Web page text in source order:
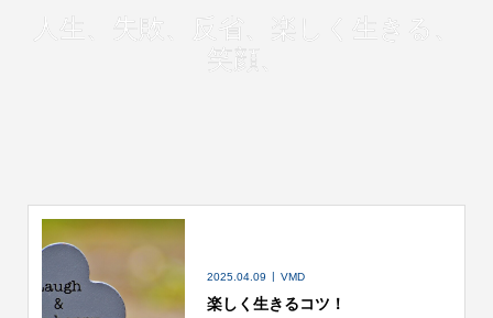
人生、失敗、反省、楽しく生きる、
笑顔、
2025.04.09 VMD
楽しく生きるコツ！